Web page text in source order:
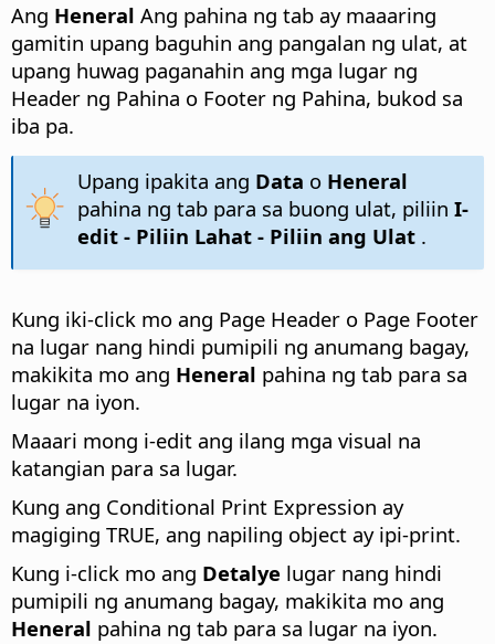
Ang Heneral Ang pahina ng tab ay maaaring
gamitin upang baguhin ang pangalan ng ulat, at
upang huwag paganahin ang mga lugar ng
Header ng Pahina o Footer ng Pahina, bukod sa
iba pa.
Upang ipakita ang Data oHeneral
pahina ng tab para sa buong ulat, piliin I-
edit - Piliin Lahat - Piliin ang Ulat.
Kung iki-click mo ang Page Header o Page Footer
na lugar nang hindi pumipili ng anumang bagay,
makikita mo ang Heneral pahina ng tab para sa
lugar na iyon.
Maaari mong i-edit ang ilang mga visual na
katangian para sa lugar.
Kung ang Conditional Print Expression ay
magiging TRUE, ang napiling object ay ipi-print.
Kung i-click mo ang Detalye lugar nang hindi
pumipili ng anumang bagay, makikita mo ang
Heneral pahina ng tab para sa lugar na iyon.